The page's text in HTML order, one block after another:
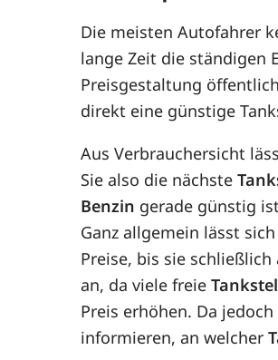
Die meisten Autofahrer
lange Zeit die ständigen
Preisgestaltung
direkt eine günstige
Aus Verbrauchersicht
Sie also die nächste
Benzin gerade günstig
Ganz allgemein lässt
Preise, bis sie
an, da viele freie
Preis erhöhen. Da
informieren, an welcher